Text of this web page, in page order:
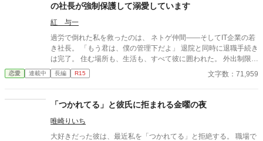
の社長が強制保護して溺愛しています
紅 与一
過労で倒れた私を救ったのは、 ネトゲ仲間――そしてIT企業の若
き社長。 「もう君は、僕の管理下だよ」 退院と同時に退職手続き
は完了。 住む場所も、生活も、すべて彼に囲われた。 外出制限、
健康管理、過保護な独占欲。 甘くて危険な“保護生活”の中で、 私
は少しずつ彼に心を奪われていく――。 元社畜OL×執着気味の溺
恋愛 連載中 長編 R15 文字数：71,959
「つかれてる」と彼氏に拒まれる金曜の夜
唯崎りいち
大好きだった彼は、最近私を「つかれてる」と拒絶する。 職場で